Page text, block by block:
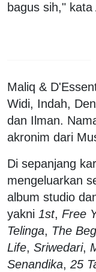
bagus sih,"
Maliq &
Widi, Indah,
dan Ilman.
akronim dari
Di sepanjang
mengeluarkan
album studio
yakni 1st, Free
Telinga, The
Life, Sriwedari,
Senandika, 25